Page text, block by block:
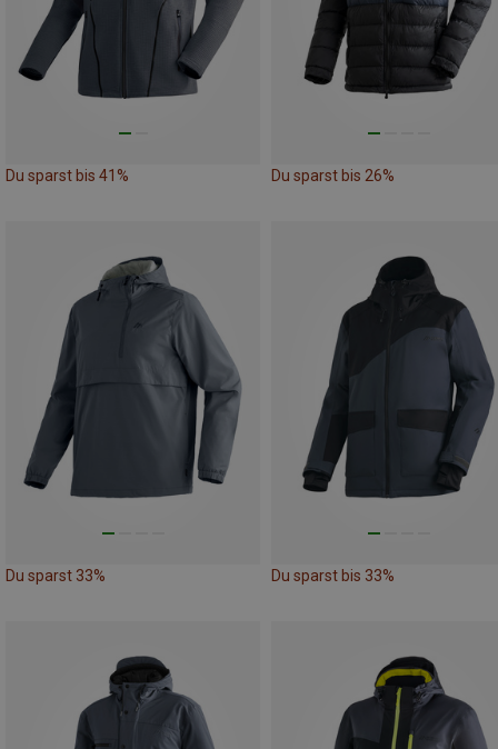
Du sparst bis 41% Du sparst bis 26%
Du sparst 33% Du sparst bis 33%